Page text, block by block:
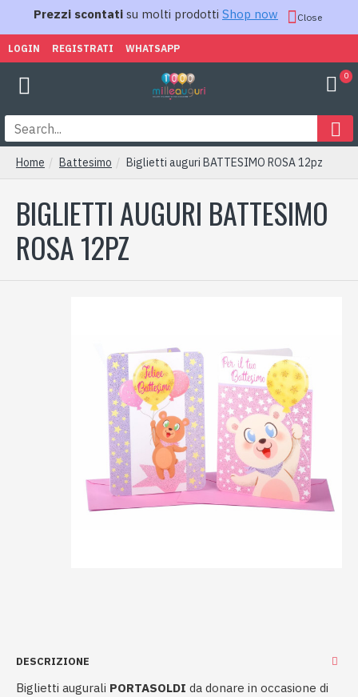
Prezzi scontati su molti prodotti Shop now Close
LOGIN REGISTRATI WHATSAPP
0
Home Battesimo Biglietti auguri BATTESIMO ROSA 12pz
BIGLIETTI AUGURI BATTESIMO
ROSA 12PZ
DESCRIZIONE
Biglietti augurali PORTASOLDI da donare in occasione di